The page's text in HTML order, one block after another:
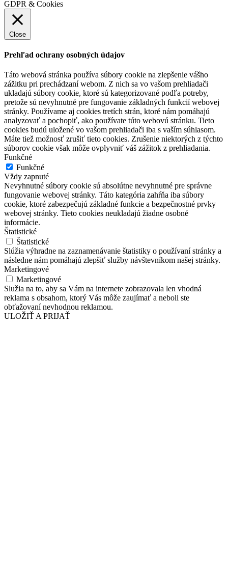
GDPR & Cookies
Close
Prehľad ochrany osobných údajov
Táto webová stránka používa súbory cookie na zlepšenie vášho
zážitku pri prechádzaní webom. Z nich sa vo vašom prehliadači
ukladajú súbory cookie, ktoré sú kategorizované podľa potreby,
pretože sú nevyhnutné pre fungovanie základných funkcií webovej
stránky. Používame aj cookies tretích strán, ktoré nám pomáhajú
analyzovať a pochopiť, ako používate túto webovú stránku. Tieto
cookies budú uložené vo vašom prehliadači iba s vaším súhlasom.
Máte tiež možnosť zrušiť tieto cookies. Zrušenie niektorých z týchto
súborov cookie však môže ovplyvniť váš zážitok z prehliadania.
Funkčné
Funkčné
Vždy zapnuté
Nevyhnutné súbory cookie sú absolútne nevyhnutné pre správne
fungovanie webovej stránky. Táto kategória zahŕňa iba súbory
cookie, ktoré zabezpečujú základné funkcie a bezpečnostné prvky
webovej stránky. Tieto cookies neukladajú žiadne osobné
informácie.
Štatistické
Štatistické
Slúžia výhradne na zaznamenávanie štatistiky o používaní stránky a
následne nám pomáhajú zlepšiť služby návštevníkom našej stránky.
Marketingové
Marketingové
Služia na to, aby sa Vám na internete zobrazovala len vhodná
reklama s obsahom, ktorý Vás môže zaujímať a neboli ste
obťažovaní nevhodnou reklamou.
ULOŽIŤ A PRIJAŤ